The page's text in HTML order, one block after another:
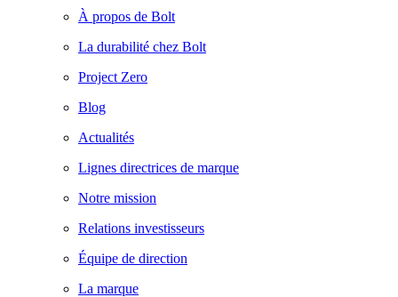
À propos de Bolt
La durabilité chez Bolt
Project Zero
Blog
Actualités
Lignes directrices de marque
Notre mission
Relations investisseurs
Équipe de direction
La marque